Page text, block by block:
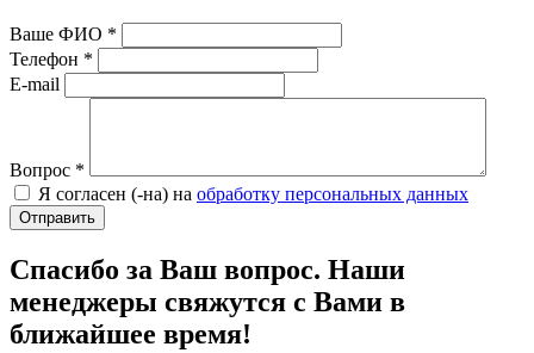
Ваше ФИО *
Телефон *
E-mail
Вопрос *
Я согласен (-на) на обработку персональных данных
Спасибо за Ваш вопрос. Наши
менеджеры свяжутся с Вами в
ближайшее время!